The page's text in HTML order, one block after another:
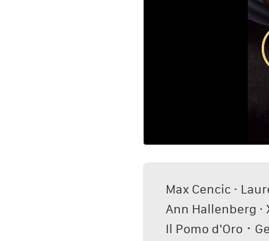
Max Cencic ·
Ann Hallenberg ·
Il Pomo d'Oro ･